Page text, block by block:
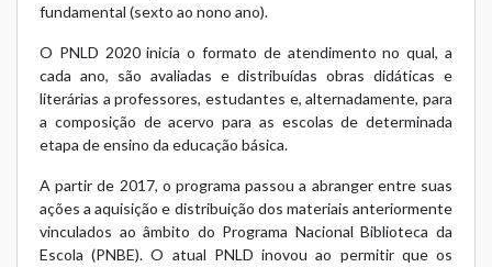
fundamental (sexto ao nono ano).
O PNLD 2020 inicia o formato de atendimento no qual, a
cada ano, são avaliadas e distribuídas obras didáticas e
literárias a professores, estudantes e, alternadamente, para
a composição de acervo para as escolas de determinada
etapa de ensino da educação básica.
A partir de 2017, o programa passou a abranger entre suas
ações a aquisição e distribuição dos materiais anteriormente
vinculados ao âmbito do Programa Nacional Biblioteca da
Escola (PNBE). O atual PNLD inovou ao permitir que os